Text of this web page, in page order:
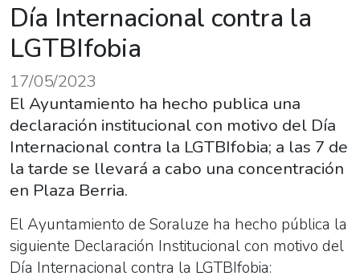
Día Internacional contra la
LGTBIfobia
17/05/2023
El Ayuntamiento ha hecho publica una
declaración institucional con motivo del Día
Internacional contra la LGTBIfobia; a las 7 de
la tarde se llevará a cabo una concentración
en Plaza Berria.
El Ayuntamiento de Soraluze ha hecho pública la
siguiente Declaración Institucional con motivo del
Día Internacional contra la LGTBIfobia: